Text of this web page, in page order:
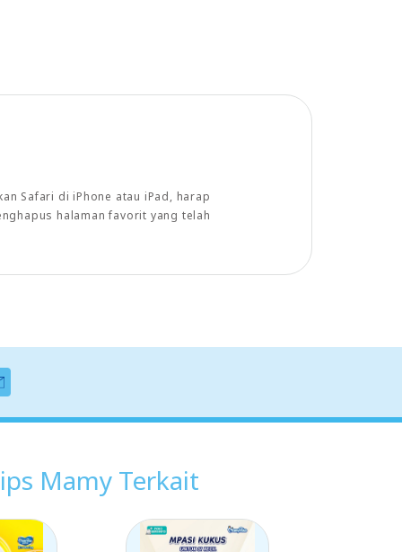
Safari di iPhone atau iPad, harap
halaman favorit yang telah
Mamy Terkait